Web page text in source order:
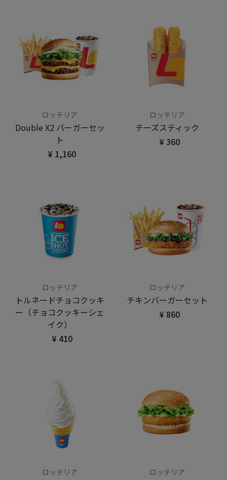
ロッテリア
Double X2 バーガーセッ
ト
¥ 1,160
ロッテリア
チーズスティック
¥ 360
ロッテリア
トルネードチョコクッキ
ー（チョコクッキーシェ
イク）
¥ 410
ロッテリア
チキンバーガーセット
¥ 860
ロッテリア ロッテリア